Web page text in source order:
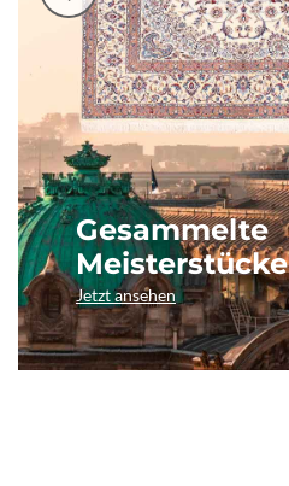
Gesammelte
Meisterstücke
Jetzt ansehen